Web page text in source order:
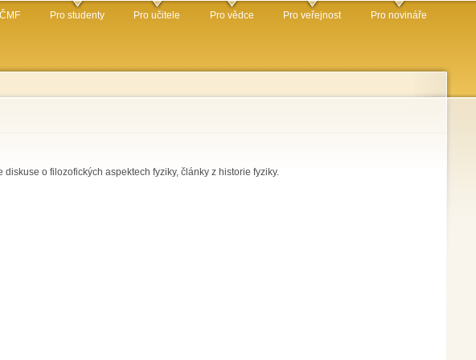
Pro studenty Pro učitele Pro vědce Pro veřejnost Pro novináře
o filozofických aspektech fyziky, články z historie fyziky.